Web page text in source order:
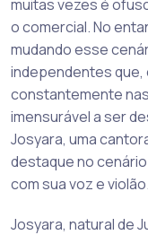
muitas vezes é
o comercial. No
mudando esse
independentes
constantemente
imensurável a ser
Josyara, uma
destaque no
com sua voz e violão.
Josyara, natural de